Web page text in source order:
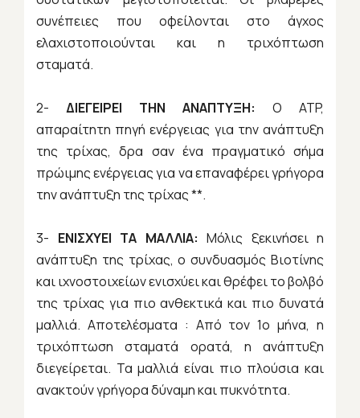
συνέπειες που οφείλονται στο άγχος
ελαχιστοποιούνται και η τριχόπτωση
σταματά.
2- ΔΙΕΓΕΙΡΕΙ ΤΗΝ ΑΝΑΠΤΥΞΗ: Ο ATP,
απαραίτητη πηγή ενέργειας για την ανάπτυξη
της τρίχας, δρα σαν ένα πραγματικό σήμα
πρώιμης ενέργειας για να επαναφέρει γρήγορα
την ανάπτυξη της τρίχας **.
3- ΕΝΙΣΧΥΕΙ ΤΑ ΜΑΛΛΙΑ: Μόλις ξεκινήσει η
ανάπτυξη της τρίχας, ο συνδυασμός Βιοτίνης
και ιχνοστοιχείων ενισχύει και θρέφει το βολβό
της τρίχας για πιο ανθεκτικά και πιο δυνατά
μαλλιά. Αποτελέσματα : Από τον 1ο μήνα, η
τριχόπτωση σταματά ορατά, η ανάπτυξη
διεγείρεται. Τα μαλλιά είναι πιο πλούσια και
ανακτούν γρήγορα δύναμη και πυκνότητα.